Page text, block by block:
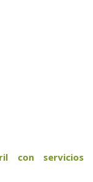
con servicios